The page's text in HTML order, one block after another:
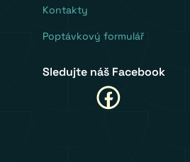
Kontakty
Poptávkový formulář
Sledujte náš Facebook